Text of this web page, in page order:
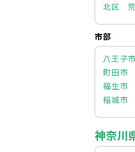
北区
市部
八王子市
町田市
福生市
稲城市
神奈川